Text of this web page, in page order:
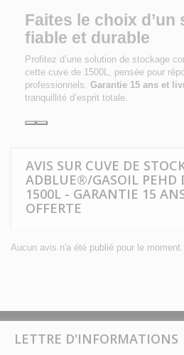
Faites le choix d’un
fiable et durable
Profitez d’une solution de stockage
cette cuve de 1500L, pensée pour
professionnels. Garantie 15 ans et
tranquillité d’esprit totale.
AVIS SUR CUVE DE
ADBLUE®/GASOIL PEHD
1500L - GARANTIE 15
OFFERTE
Aucun avis n'a été publié pour le moment.
LETTRE D'INFORMATIONS